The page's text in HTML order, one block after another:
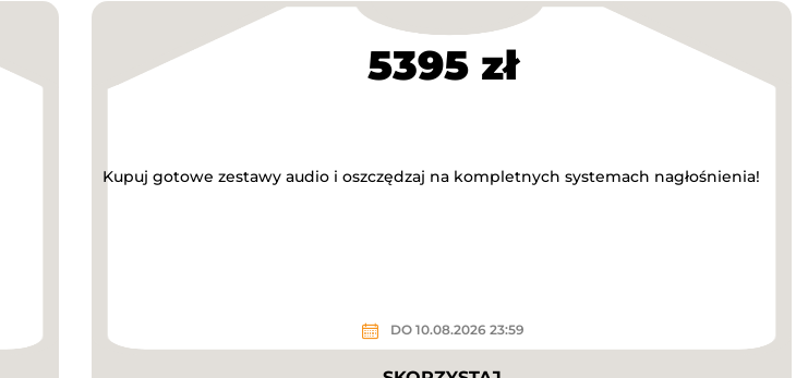
5395 zł
Kupuj gotowe zestawy audio i oszczędzaj na kompletnych systemach nagłośnienia!
DO 10.08.2026 23:59